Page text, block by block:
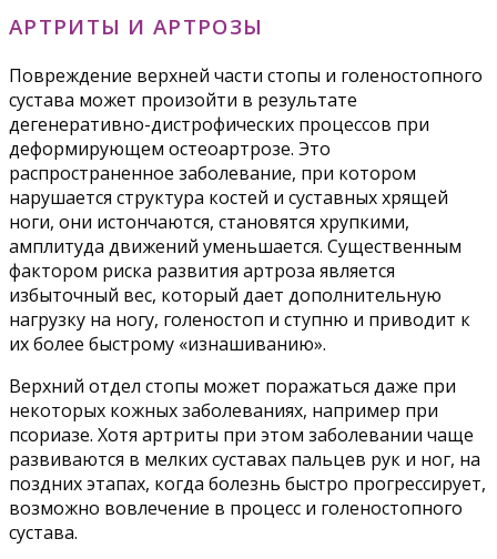
АРТРИТЫ И АРТРОЗЫ
Повреждение верхней части стопы и голеностопного
сустава может произойти в результате
дегенеративно-дистрофических процессов при
деформирующем остеоартрозе. Это
распространенное заболевание, при котором
нарушается структура костей и суставных хрящей
ноги, они истончаются, становятся хрупкими,
амплитуда движений уменьшается. Существенным
фактором риска развития артроза является
избыточный вес, который дает дополнительную
нагрузку на ногу, голеностоп и ступню и приводит к
их более быстрому «изнашиванию».
Верхний отдел стопы может поражаться даже при
некоторых кожных заболеваниях, например при
псориазе. Хотя артриты при этом заболевании чаще
развиваются в мелких суставах пальцев рук и ног, на
поздних этапах, когда болезнь быстро прогрессирует,
возможно вовлечение в процесс и голеностопного
сустава.